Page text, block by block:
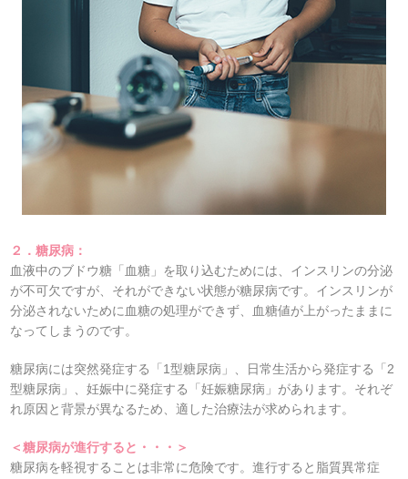
２．糖尿病：
血液中のブドウ糖「血糖」を取り込むためには、インスリンの分泌
が不可欠ですが、それができない状態が糖尿病です。インスリンが
分泌されないために血糖の処理ができず、血糖値が上がったままに
なってしまうのです。
糖尿病には突然発症する「1型糖尿病」、日常生活から発症する「2
型糖尿病」、妊娠中に発症する「妊娠糖尿病」があります。それぞ
れ原因と背景が異なるため、適した治療法が求められます。
＜糖尿病が進行すると・・・＞
糖尿病を軽視することは非常に危険です。進行すると脂質異常症